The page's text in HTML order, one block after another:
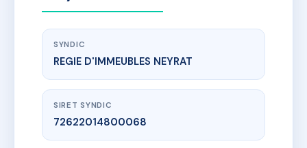
SYNDIC
REGIE D'IMMEUBLES NEYRAT
SIRET SYNDIC
72622014800068